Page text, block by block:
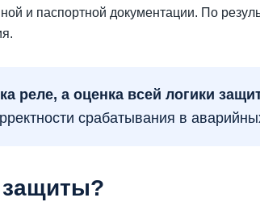
и паспортной документации. По
реле, а оценка всей логики
срабатывания в
защиты?